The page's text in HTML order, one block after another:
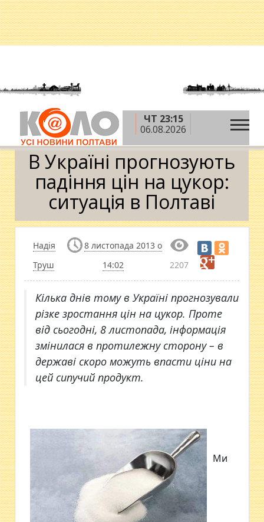
ЧТ 23:15
06.08.2026
Головна » Новини »
В Україні прогнозують
падіння цін на цукор: ситуація в Полтаві
В Україні прогнозують
падіння цін на цукор:
ситуація в Полтаві
Надія
Труш
8 листопада 2013 о
14:02
2207
Кілька днів тому в Україні прогнозували
різке зростання цін на цукор. Проте
від сьогодні, 8 листопада, інформація
змінилася в протилежну сторону – в
державі скоро можуть впасти ціни на
цей сипучий продукт.
Ми